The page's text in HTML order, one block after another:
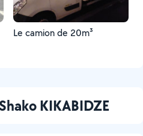
Le camion de 20m³
KIKABIDZE